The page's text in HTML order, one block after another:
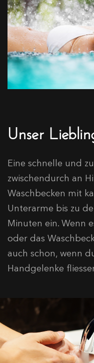
Unser
Eine schnelle und
zwischendurch an
Waschbecken mit
Unterarme bis zu
Minuten ein. Wenn
oder das
auch schon, wenn
Handgelenke